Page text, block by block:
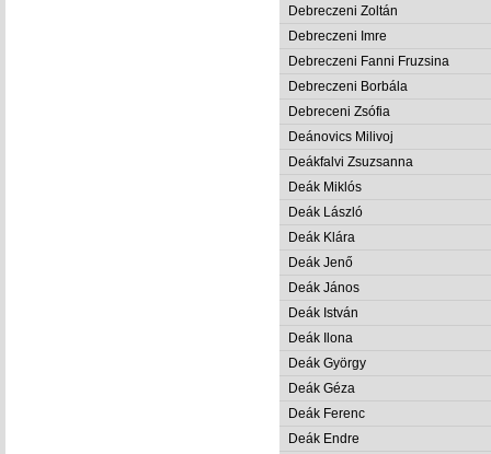
Debreczeni Zoltán
Debreczeni Imre
Debreczeni Fanni Fruzsina
Debreczeni Borbála
Debreceni Zsófia
Deánovics Milivoj
Deákfalvi Zsuzsanna
Deák Miklós
Deák László
Deák Klára
Deák Jenő
Deák János
Deák István
Deák Ilona
Deák György
Deák Géza
Deák Ferenc
Deák Endre